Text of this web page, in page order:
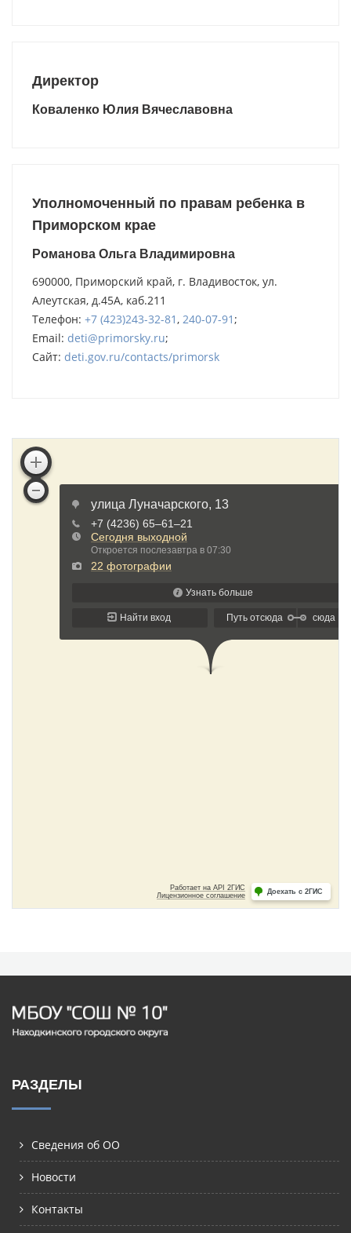
Директор
Коваленко Юлия Вячеславовна
Уполномоченный по правам ребенка в
Приморском крае
Романова Ольга Владимировна
690000, Приморский край, г. Владивосток, ул.
Алеутская, д.45А, каб.211
Телефон: +7 (423)243-32-81, 240-07-91;
Email: deti@primorsky.ru;
Сайт: deti.gov.ru/contacts/primorsk
РАЗДЕЛЫ
Сведения об ОО
Новости
Контакты